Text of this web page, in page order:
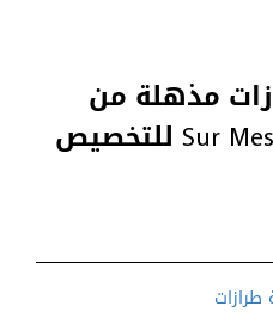
مذهلة من